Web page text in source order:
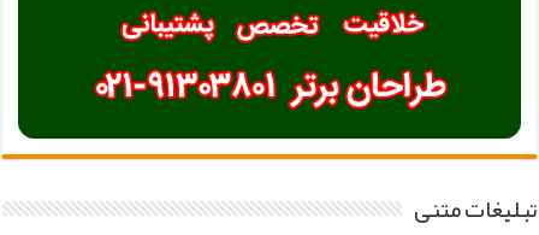
تبلیغات متنی